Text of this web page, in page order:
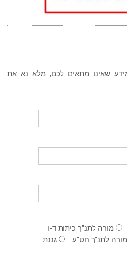
שאינו מתאים לכם, מלא נא את
מורה לתנ"ך כיתות ד-ו
מורה לתנ"ך חט"ע
גננת